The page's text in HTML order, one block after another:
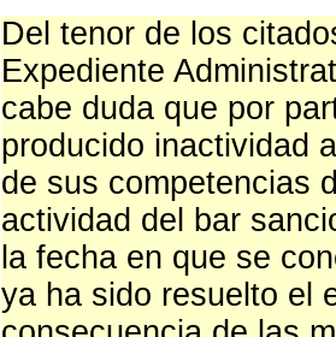
Del tenor de los
Expediente
cabe duda que por
producido inactividad
de sus competencias
actividad del bar
la fecha en que se
ya ha sido resuelto el